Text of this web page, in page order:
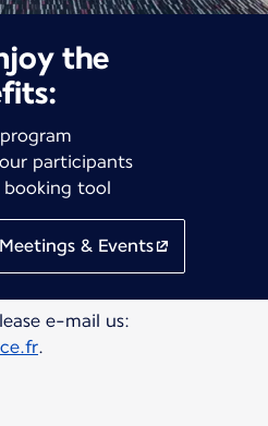
the
participants
tool
& Events
e-mail us:
.